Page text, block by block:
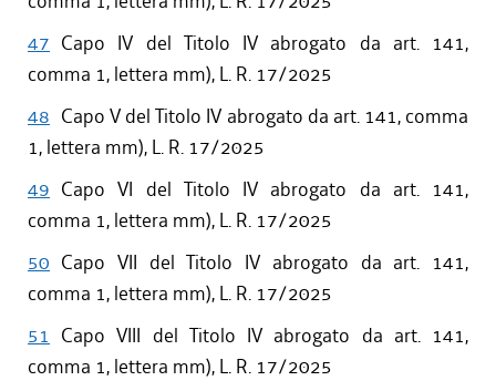
47 Capo IV del Titolo IV abrogato da art. 141,
comma 1, lettera mm), L. R. 17/2025
48 Capo V del Titolo IV abrogato da art. 141, comma
1, lettera mm), L. R. 17/2025
49 Capo VI del Titolo IV abrogato da art. 141,
comma 1, lettera mm), L. R. 17/2025
50 Capo VII del Titolo IV abrogato da art. 141,
comma 1, lettera mm), L. R. 17/2025
51 Capo VIII del Titolo IV abrogato da art. 141,
comma 1, lettera mm), L. R. 17/2025